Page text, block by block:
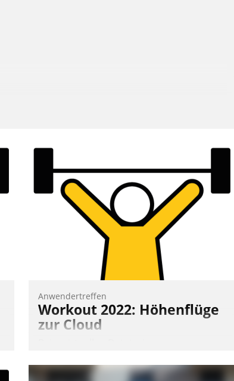
Anwendertreffen
Workout 2022: Höhenflüge
zur Cloud
erhielten die Teilnehmerinnen und